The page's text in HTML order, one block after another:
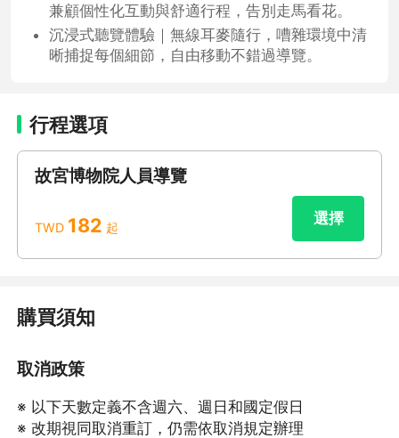
兼顧個性化互動與舒適行程，告別走馬看花。
沉浸式聽覽體驗｜無線耳麥隨行，嘈雜環境中清
晰捕捉每個細節，自由移動不錯過導覽。
行程選項
故宮博物院人員導覽
TWD 182 起
選擇
購買須知
取消政策
※ 以下天數定義不含週六、週日和國定假日
※ 改期視同取消重訂，仍需依取消規定辦理